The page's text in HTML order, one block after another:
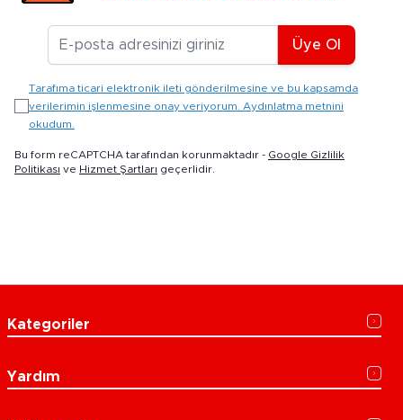
E-posta Adresiniz
Üye Ol
Tarafıma ticari elektronik ileti gönderilmesine ve bu kapsamda
verilerimin işlenmesine onay veriyorum. Aydınlatma metnini
okudum.
Bu form reCAPTCHA tarafından korunmaktadır - Google Gizlilik
Politikası ve Hizmet Şartları geçerlidir.
Kategoriler
Yardım